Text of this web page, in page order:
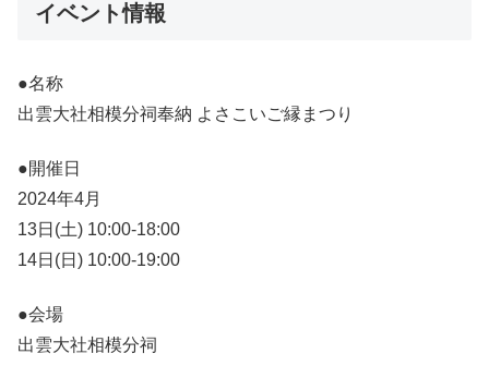
イベント情報
●名称
出雲大社相模分祠奉納 よさこいご縁まつり
●開催日
2024年4月
13日(土) 10:00-18:00
14日(日) 10:00-19:00
●会場
出雲大社相模分祠